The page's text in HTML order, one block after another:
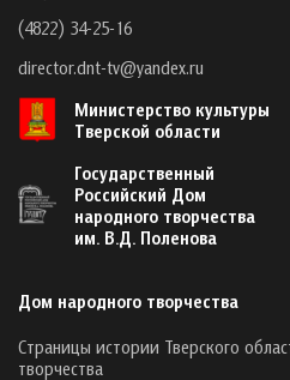
(4822) 34-25-16
director.dnt-tv@yandex.ru
Министерство культуры
Тверской области
Государственный
Российский Дом
народного творчества
им. В.Д. Поленова
Дом народного творчества
Страницы истории Тверского
творчества